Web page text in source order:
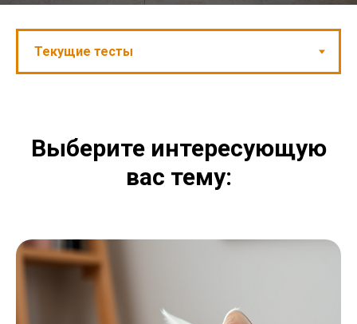
Выберите интересующую
вас тему: